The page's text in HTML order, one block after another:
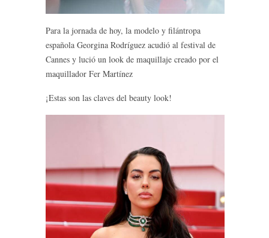
Para la jornada de hoy, la modelo y filántropa
española Georgina Rodríguez acudió al festival de
Cannes y lució un look de maquillaje creado por el
maquillador Fer Martínez
¡Estas son las claves del beauty look!